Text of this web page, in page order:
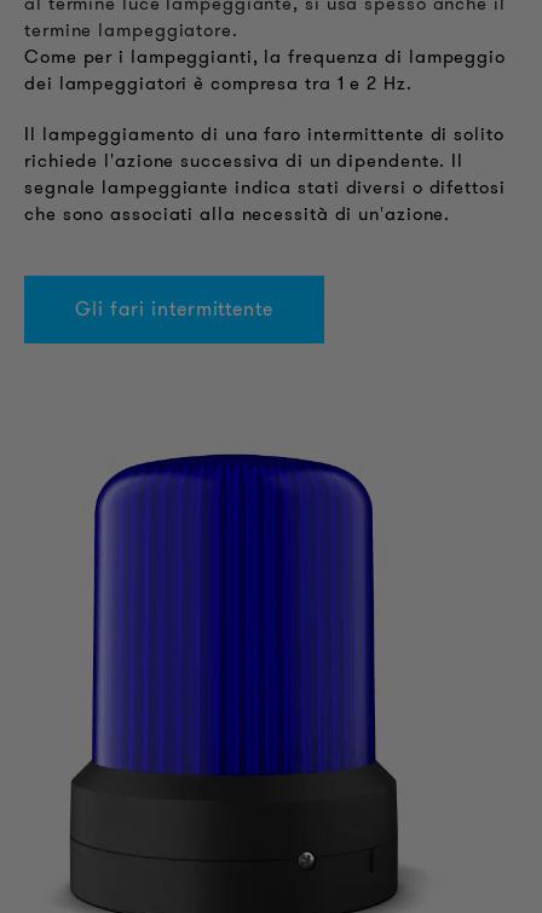
termine lampeggiatore.
Come per i lampeggianti, la frequenza di lampeggio
dei lampeggiatori è compresa tra 1 e 2 Hz.
Il lampeggiamento di una faro intermittente di solito
richiede l'azione successiva di un dipendente. Il
segnale lampeggiante indica stati diversi o difettosi
che sono associati alla necessità di un'azione.
Gli fari intermittente